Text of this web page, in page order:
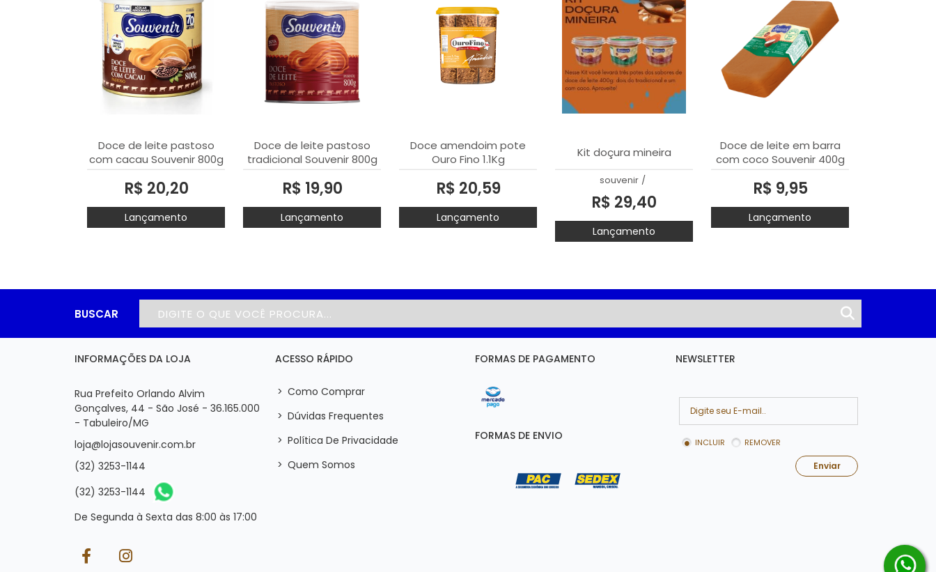
Doce de leite pastoso
com cacau Souvenir 800g
R$ 20,20
Lançamento
Doce de leite pastoso
tradicional Souvenir 800g
R$ 19,90
Lançamento
Doce amendoim pote
Ouro Fino 1.1Kg
R$ 20,59
Lançamento
Kit doçura mineira
souvenir /
R$ 29,40
Lançamento
Doce de leite em barra
com coco Souvenir 400g
R$ 9,95
Lançamento
BUSCAR
INFORMAÇÕES DA LOJA
Rua Prefeito Orlando Alvim
Gonçalves, 44 - São José - 36.165.000
- Tabuleiro/MG
loja@lojasouvenir.com.br
(32) 3253-1144
(32) 3253-1144
De Segunda à Sexta das 8:00 às 17:00
ACESSO RÁPIDO
> Como Comprar
> Dúvidas Frequentes
> Política De Privacidade
> Quem Somos
FORMAS DE PAGAMENTO
FORMAS DE ENVIO
NEWSLETTER
INCLUIR REMOVER
Enviar